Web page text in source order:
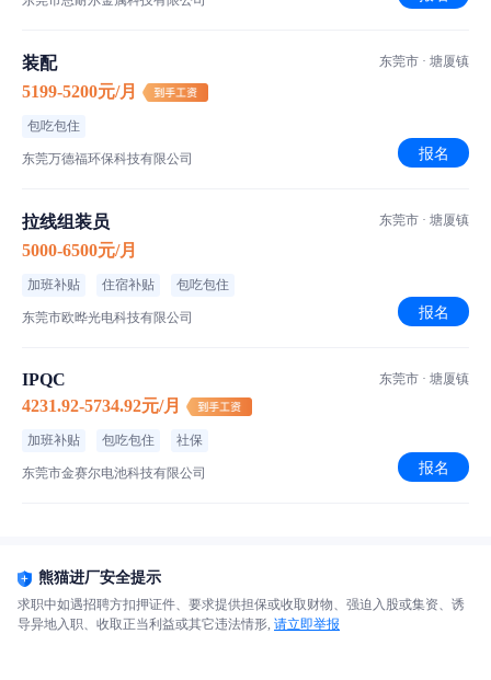
装配
5199-5200元/月
包吃包住
东莞万德福环保科技有限公司
东莞市 · 塘厦镇
报名
拉线组装员
5000-6500元/月
加班补贴 住宿补贴 包吃包住
东莞市欧晔光电科技有限公司
东莞市 · 塘厦镇
报名
IPQC
4231.92-5734.92元/月
加班补贴 包吃包住 社保
东莞市金赛尔电池科技有限公司
东莞市 · 塘厦镇
报名
熊猫进厂安全提示
求职中如遇招聘方扣押证件、要求提供担保或收取财物、强迫入股或集资、诱
导异地入职、收取正当利益或其它违法情形, 请立即举报